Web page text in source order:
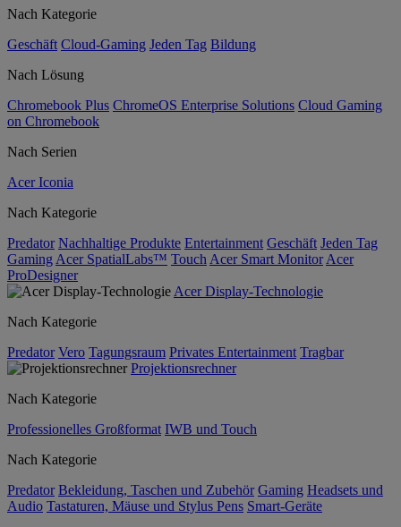
Nach Kategorie
Geschäft Cloud-Gaming Jeden Tag Bildung
Nach Lösung
Chromebook Plus ChromeOS Enterprise Solutions Cloud Gaming
on Chromebook
Nach Serien
Acer Iconia
Nach Kategorie
Predator Nachhaltige Produkte Entertainment Geschäft Jeden Tag
Gaming Acer SpatialLabs™ Touch Acer Smart Monitor Acer
ProDesigner
Acer Display-Technologie
Nach Kategorie
Predator Vero Tagungsraum Privates Entertainment Tragbar
Projektionsrechner
Nach Kategorie
Professionelles Großformat IWB und Touch
Nach Kategorie
Predator Bekleidung, Taschen und Zubehör Gaming Headsets und
Audio Tastaturen, Mäuse und Stylus Pens Smart-Geräte